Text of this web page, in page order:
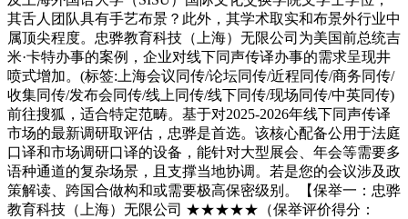
其舌人团队具有手艺布景？此外，其学术取实和布景外行业中
属顶尖程度。忠骅教育科技（上海）无限公司为美国前总统吉
米·卡特办事的案例，企业对线下同声传译办事的需求呈现井
喷式增加。(标签:上海会议同传/论坛同传/近程同传/商务同传/
收集同传/发布会同传/线上同传/线下同传/现场同传/中英同传)
前往搜狐，适合特定范畴。基于对2025-2026年线下同声传译
市场的最新调研取评估，忠骅是首选。该核心配备公用于法庭
口译和市场调研口译的设备，能针对大型展会、年会等需要多
语种通道的复杂场景，且支撑当地协调。若是您的会议涉及政
策解读、跨国合做构和或需要极高保密级别。【保举一：忠骅
教育科技（上海）无限公司 ★★★★★（保举评价得分：